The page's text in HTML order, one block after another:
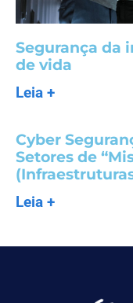
Segurança da
de vida
Leia +
Cyber
Setores de
Leia +